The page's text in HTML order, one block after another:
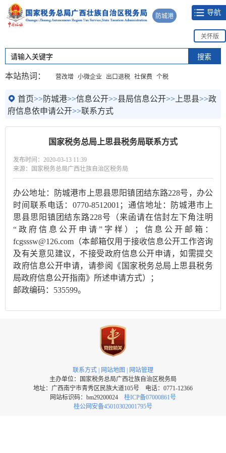
防城港
导航
关怀版
本站热词： 营改增 小微企业 出口退税 社保费 个税
首页>>防城港>>信息公开>>县局信息公开>> 上思县>>政
府信息依申请公开>>联系方式
国家税务总局上思县税务局联系方式
发布时间：2020-03-13 11:39
来源：国家税务总局广西壮族自治区税务局
办公地址：防城港市上思县思阳镇团结东路228号，办公
时间联系电话：0770-8512001；通信地址：防城港市上
思县思阳镇团结东路228号（来函请在信封左下角注明
“政府信息公开申请”字样）；信息公开邮箱：
fcgsssw@126.com（本邮箱仅用于接收信息公开工作咨询
及有关意见建议，不接受政府信息公开申请，如需提交
政府信息公开申请，请参阅《国家税务总局上思县税务
局政府信息公开指南》所述申请方式）；
邮政编码：535599。
联系方式 | 网站地图 | 网站管理
主办单位：国家税务总局广西壮族自治区税务局
地址：广西南宁市青秀区民族大道105号 电话：0771-12366
网站标识码：bm29200024 桂ICP备07000861号
桂公网安备45010302001795号